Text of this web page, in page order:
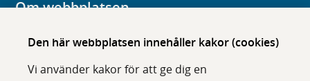
Den här webbplatsen innehåller kakor (cookies)
Vi använder kakor för att ge dig en
Om webbplatsen
Om karolinska.se